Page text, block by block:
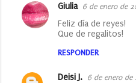
n
t
i
Giulia 6 de enero de
Feliz día de reyes!
Que de regalitos!
RESPONDER
Deisi J. 6 de enero de